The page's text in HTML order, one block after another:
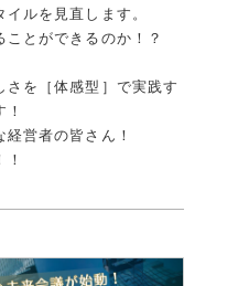
事務局のご案内
コンテンツ
書籍紹介
ルを見直します。
とができるのか！？
さを［体感型］で実践す
営者の皆さん！